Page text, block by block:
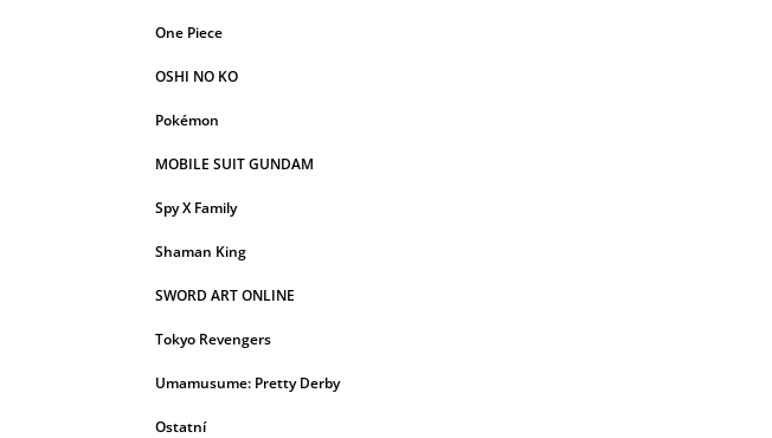
One Piece
OSHI NO KO
Pokémon
MOBILE SUIT GUNDAM
Spy X Family
Shaman King
SWORD ART ONLINE
Tokyo Revengers
Umamusume: Pretty Derby
Ostatní